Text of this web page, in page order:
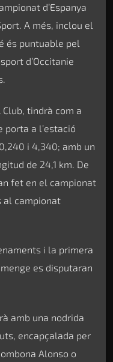
d’Espanya
A més, inclou el
és puntuable pel
d’Occitanie
Club, tindrà com a
porta a l’estació
i 4,340; amb un
de 24,1 km. De
fet en el campionat
al campionat
i la primera
es disputaran
amb una nodrida
encapçalada per
Alonso o